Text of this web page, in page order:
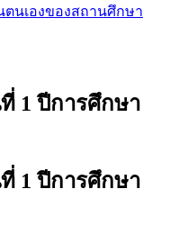
ตนเองของสถานศึกษา
1 ปีการศึกษา
1 ปีการศึกษา